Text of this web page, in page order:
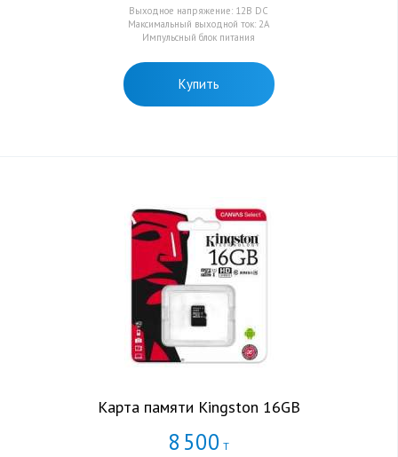
Выходное напряжение: 12В DC
Максимальный выходной ток: 2А
Импульсный блок питания
Купить
Карта памяти Kingston 16GB
8 500 Т